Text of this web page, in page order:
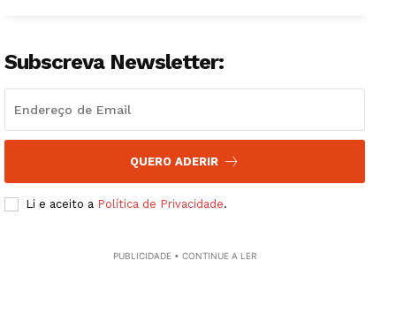
Subscreva Newsletter:
QUERO ADERIR
Li e aceito a Política de Privacidade.
PUBLICIDADE • CONTINUE A LER